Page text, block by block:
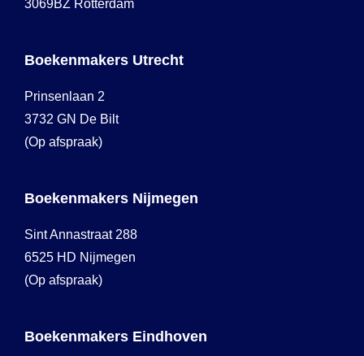
3069BZ Rotterdam
Boekenmakers Utrecht
Prinsenlaan 2
3732 GN De Bilt
(Op afspraak)
Boekenmakers Nijmegen
Sint Annastraat 288
6525 HD Nijmegen
(Op afspraak)
Boekenmakers Eindhoven